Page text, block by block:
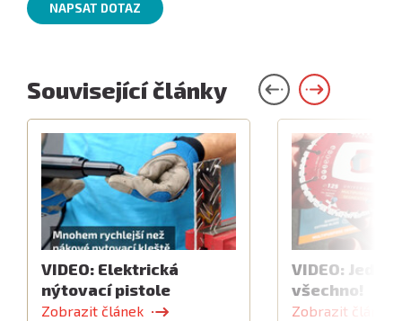
NAPSAT DOTAZ
Související články
VIDEO: Elektrická
nýtovací pistole
Zobrazit článek
VIDEO:
všechno!
Zobrazit článek